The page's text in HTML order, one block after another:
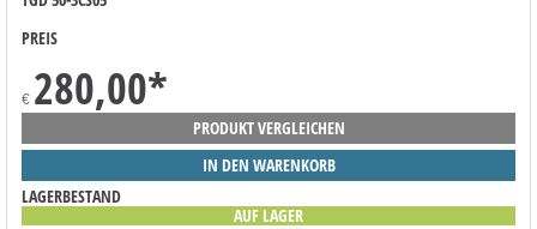
PREIS
€ 280,00*
PRODUKT VERGLEICHEN
IN DEN WARENKORB
LAGERBESTAND
AUF LAGER